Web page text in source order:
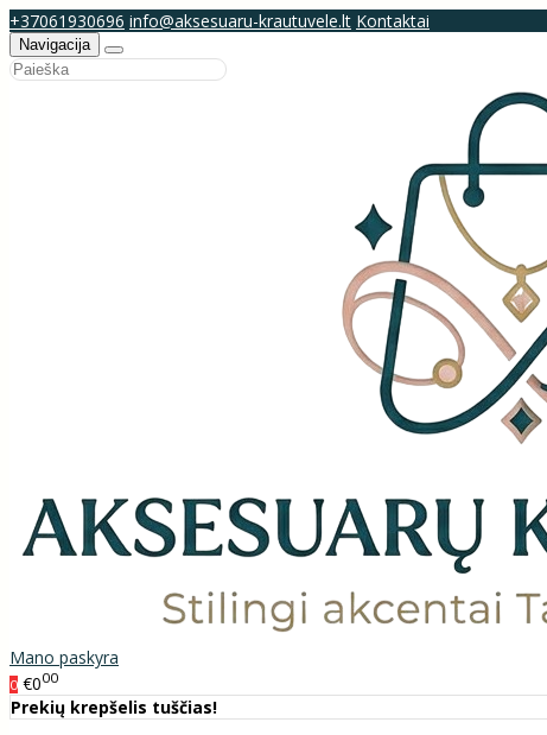
+37061930696 info@aksesuaru-krautuvele.lt Kontaktai
Navigacija
Mano paskyra
0 €000
Prekių krepšelis tuščias!